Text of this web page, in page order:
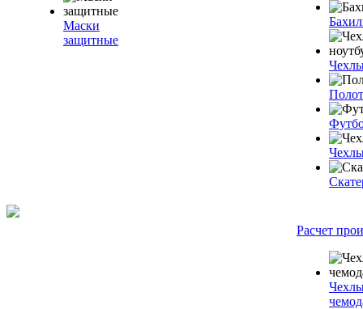
Маски
защитные
Расчет